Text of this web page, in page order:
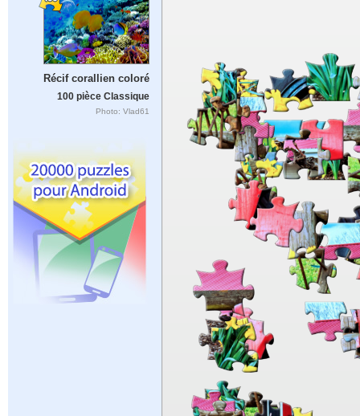
Récif corallien coloré
100 pièce Classique
Photo: Vlad61